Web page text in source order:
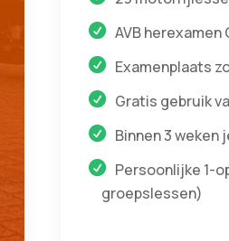
AVB herexamen
Examenplaats
Gratis gebruik
Binnen 3 weken
Persoonlijke 1-
groepslessen)